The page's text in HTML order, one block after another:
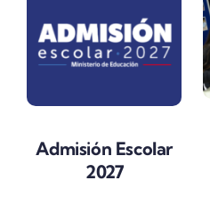
Admisión Escolar
2027